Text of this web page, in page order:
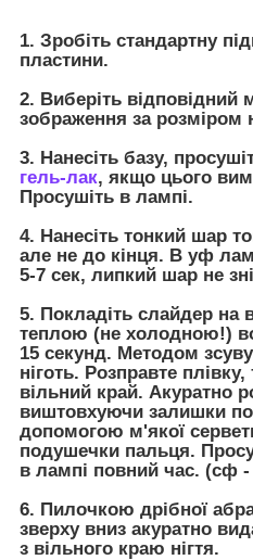
1. Зробіть стандартну
пластини.
2. Виберіть відповідний
зображення за розміром
3. Нанесіть базу,
гель-лак, якщо цього
Просушіть в лампі.
4. Нанесіть тонкий шар
але не до кінця. В уф
5-7 сек, липкий шар не
5. Покладіть слайдер на
теплою (не холодною!)
15 секунд. Методом
ніготь. Розправте
вільний край. Акуратно
виштовхуючи залишки
допомогою м'якої
подушечки пальця.
в лампі повний час. (сф -
6. Пилочкою дрібної
зверху вниз акуратно
з вільного краю нігтя.